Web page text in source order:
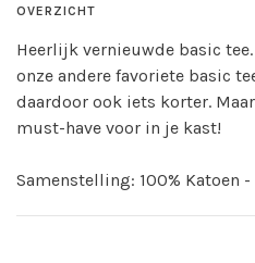
OVERZICHT
Heerlijk vernieuwde basic
onze andere favoriete basic
daardoor ook iets korter.
must-have voor in je kast!
Samenstelling: 100% Katoen